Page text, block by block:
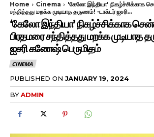
Home Cinema
'கேலோ இந்தியா' நிகழ்ச்சிக்காக
சந்தித்தது மறக்க முடியாத தருணம்! -டாக்டர் ஐசரி...
‘கேலோ இந்தியா’ நிகழ்ச்சிக்காக
பிரதமரை சந்தித்தது மறக்க முடியாத
ஐசரி கணேஷ் பெருமிதம்
CINEMA
PUBLISHED ON JANUARY 19, 2024
BYADMIN